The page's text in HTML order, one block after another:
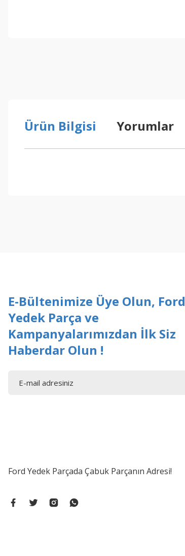
Ürün Bilgisi Yorumlar
E-Bültenimize Üye Olun, Ford
Yedek Parça ve
Kampanyalarımızdan İlk Siz
Haberdar Olun !
Ford Yedek Parçada Çabuk Parçanın Adresi!